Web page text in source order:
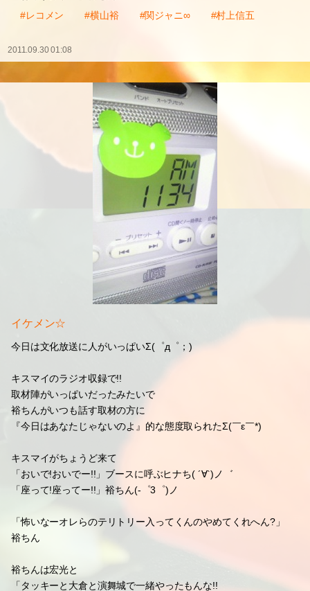
「レコメン!10年はやりたいデスね!!」裕ちん
「あと2年くらいでしょ!?」裕ちん
10年といわず!!
15年20年って続けていって欲しいデス(〃´∀｀)・。。♡
「バイバイ」ヒナち
「おやすみぃー」裕ちん
#レコメン
#横山裕 #関ジャニ∞ #村上信五
今日は文化放送に人がいっぱいΣ(゜д゜；)